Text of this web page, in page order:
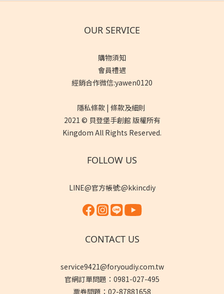
OUR SERVICE
購物須知
會員禮遇
經銷合作微信:yawen0120
隱私條款 | 條款及細則
2021 © 貝登堡手創館 版權所有
Kingdom All Rights Reserved.
FOLLOW US
LINE@官方帳號:@kkincdiy
CONTACT US
service9421@foryoudiy.com.tw
官網訂單問題：0981-027-495
票券問題：02-87881658